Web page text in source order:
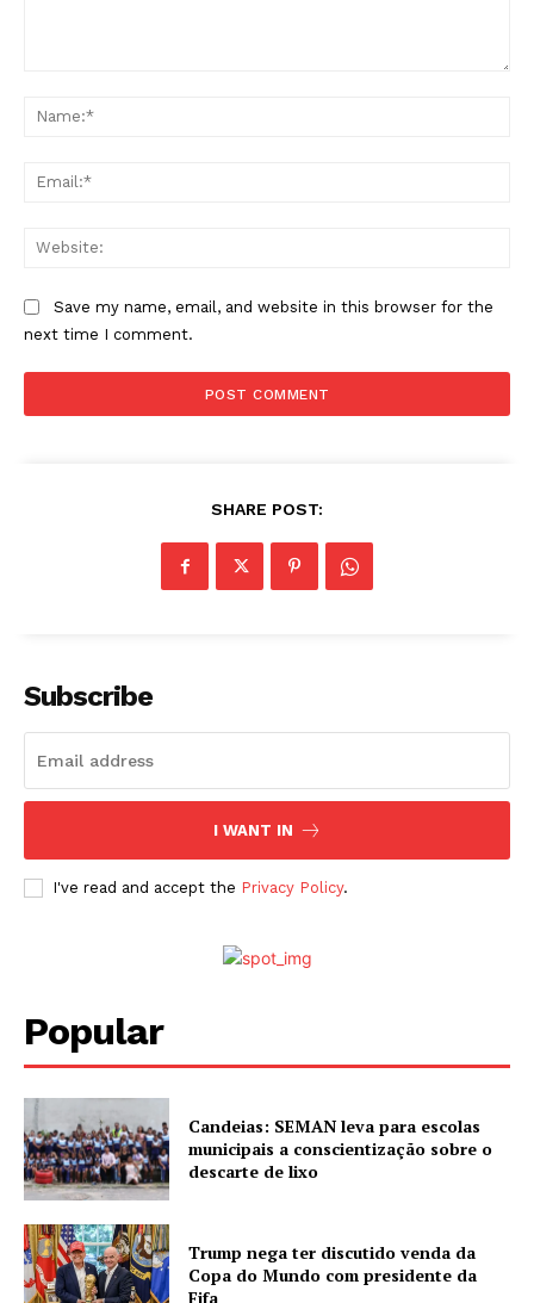
Save my name, email, and website in this browser for the
next time I comment.
SHARE POST:
Subscribe
I WANT IN
I've read and accept the Privacy Policy.
Popular
Candeias: SEMAN leva para escolas
municipais a conscientização sobre o
descarte de lixo
Trump nega ter discutido venda da
Copa do Mundo com presidente da
Fifa